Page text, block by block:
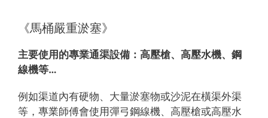
《馬桶嚴重淤塞》
主要使用的專業通渠設備： 高壓槍、高壓水機、鋼
線機等…
例如渠道內有硬物、大量淤塞物或沙泥在橫渠外渠
等，專業師傅會使用彈弓鋼線機、高壓槍或高壓水